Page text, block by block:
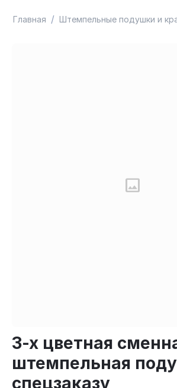
Главная / Штемпельные подушки и
3-х цветная
штемпельная
спецзаказу